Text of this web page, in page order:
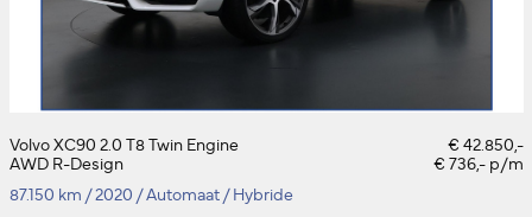
Volvo XC90 2.0 T8 Twin Engine
AWD R-Design
€ 42.850,-
€ 736,- p/m
87.150 km /2020 /Automaat /Hybride